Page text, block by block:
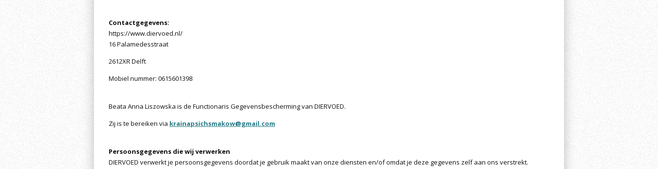
Contactgegevens:
https://www.diervoed.nl/
16 Palamedesstraat
2612XR Delft
Mobiel nummer: 0615601398
Beata Anna Liszowska is de Functionaris Gegevensbescherming van DIERVOED.
Zij is te bereiken via krainapsichsmakow@gmail.com
Persoonsgegevens die wij verwerken
DIERVOED verwerkt je persoonsgegevens doordat je gebruik maakt van onze diensten en/of omdat je deze gegevens zelf aan ons verstrekt.